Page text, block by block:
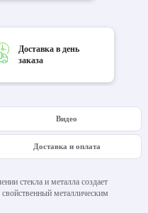
Доставка в день
заказа
Видео
Доставка и оплата
стекла и металла создает
металлическим